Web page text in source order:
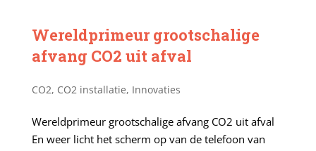
Wereldprimeur grootschalige
afvang CO2 uit afval
CO2, CO2 installatie, Innovaties
Wereldprimeur grootschalige afvang CO2 uit afval
En weer licht het scherm op van de telefoon van